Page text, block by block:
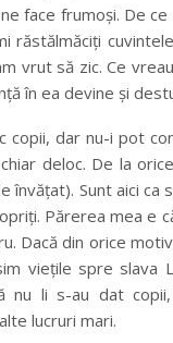
face frumoşi. De
răstălmăciţi
vrut să zic. Ce
în ea devine şi
copii, dar nu-i pot
deloc. De la
învăţat). Sunt aici
Părerea mea e
Dacă din orice
vieţile spre slava
nu li s-au dat
lucruri mari.